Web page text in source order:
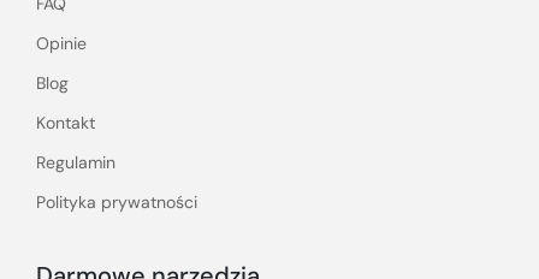
Opinie
Blog
Kontakt
Regulamin
Polityka prywatności